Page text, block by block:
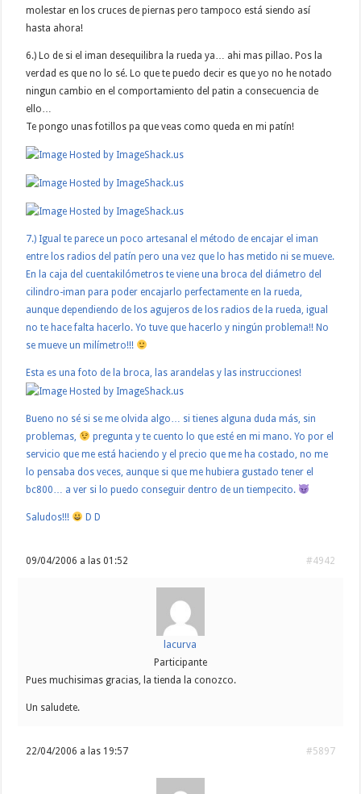
molestar en los cruces de piernas pero tampoco está siendo así
hasta ahora!
6.) Lo de si el iman desequilibra la rueda ya… ahi mas pillao. Pos la
verdad es que no lo sé. Lo que te puedo decir es que yo no he notado
ningun cambio en el comportamiento del patin a consecuencia de
ello…
Te pongo unas fotillos pa que veas como queda en mi patín!
7.) Igual te parece un poco artesanal el método de encajar el iman
entre los radios del patín pero una vez que lo has metido ni se mueve.
En la caja del cuentakilómetros te viene una broca del diámetro del
cilindro-iman para poder encajarlo perfectamente en la rueda,
aunque dependiendo de los agujeros de los radios de la rueda, igual
no te hace falta hacerlo. Yo tuve que hacerlo y ningún problema!! No
se mueve un milímetro!!!
Esta es una foto de la broca, las arandelas y las instrucciones!
Bueno no sé si se me olvida algo… si tienes alguna duda más, sin
problemas,
pregunta y te cuento lo que esté en mi mano. Yo por el
servicio que me está haciendo y el precio que me ha costado, no me
lo pensaba dos veces, aunque si que me hubiera gustado tener el
bc800… a ver si lo puedo conseguir dentro de un tiempecito.
Saludos!!! D D
09/04/2006 a las 01:52 #4942
lacurva
Participante
Pues muchisimas gracias, la tienda la conozco.
Un saludete.
22/04/2006 a las 19:57 #5897